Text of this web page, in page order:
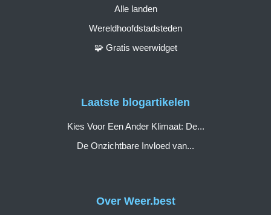
Over Weer.best
Alle landen
Wereldhoofdstadsteden
🧩 Gratis weerwidget
Laatste blogartikelen
Kies Voor Een Ander Klimaat: De...
De Onzichtbare Invloed van...